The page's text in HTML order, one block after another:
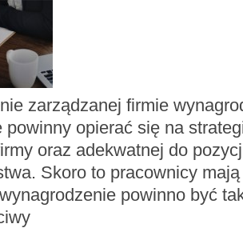
zarządzanej firmie
powinny opierać się na
oraz adekwatnej do
Skoro to pracownicy
powinno być